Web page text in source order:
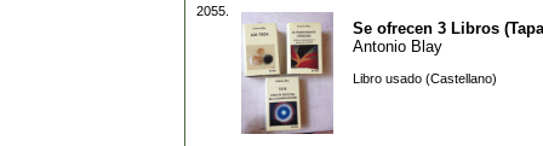
2055.
Se ofrecen 3 Libros
Antonio Blay
Libro usado (Castellano)